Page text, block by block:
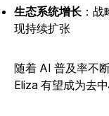
生态系统增长 ：
现持续扩张
随着 AI 普及率不
Eliza 有望成为去